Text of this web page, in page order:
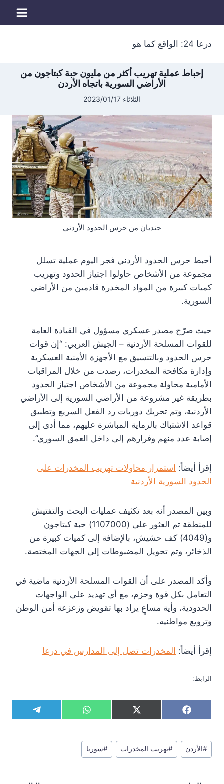
درعا 24: الواقع كما هو
إحباط عملية تهريب أكثر من مليون حبة كبتاجون من
الأراضي السورية باتجاه الأردن
الثلاثاء 2023/01/17
جنديان من حرس الحدود الأردني
أحبط حرس الحدود الأردني فجر اليوم عملية تسلل
مجموعة من الأشخاص حاولوا اجتياز الحدود وتهريب
كميات كبيرة من المواد المخدرة قادمين من الأراضي
السورية.
حيث صرّح مصدر عسكري مسؤول في القيادة العامة
للقوات المسلحة الأردنية – الجيش العربي: “إن قوات
حرس الحدود وبالتنسيق مع الأجهزة الأمنية العسكرية
وإدارة مكافحة المخدرات، رصدت من خلال المراقبات
الأمامية محاولة مجموعة من الأشخاص اجتياز الحدود
بطريقة غير مشروعة من الأراضي السورية إلى الأراضي
الأردنية، وتم تحريك دوريات رد الفعل السريع وتطبيق
قواعد الاشتباك بالرماية المباشرة عليهم، مما أدى إلى
إصابة عدد منهم وفرارهم إلى داخل العمق السوري”.
إقرأ أيضاً: استمرار محاولات تهريب المخدرات على
الحدود السورية الأردنية
وبين المصدر أنه بعد تكثيف عمليات البحث والتفتيش
للمنطقة تم العثور على (1107000) حبة كبتاجون
و(4049) كف حشيش، بالإضافة إلى كميات كبيرة من
الذخائر، وتم تحويل المضبوطات إلى الجهات المختصة.
وأكد المصدر على أن القوات المسلحة الأردنية ماضية في
التعامل بكل قوة وحزم، مع أي تهديد على الواجهات
الحدودية، وأية مساعٍ يراد بها تقويض وزعزعة أمن الوطن
وترويع مواطنيه.
إقرأ أيضاً: المخدرات تصل إلى المدارس في درعا
الرابط:
S
h
r
e
o
F
a
e
b
o
S
h
r
e
o
X
(
w
i
t
S
h
r
e
o
W
h
t
s
A
S
h
T
e
وسوم
المقال:
#الأردن #تهريب المخدرات #سوريا